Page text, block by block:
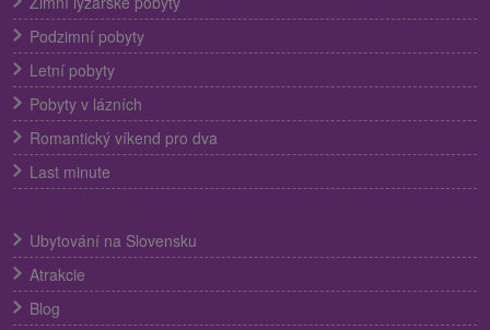
Podzimní pobyty
Letní pobyty
Pobyty v lázních
Romantický víkend pro dva
Last minute
Ubytování na Slovensku
Atrakcie
Blog